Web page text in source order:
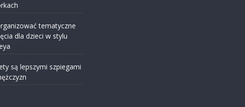
tematyczne
dla dzieci w stylu
są lepszymi szpiegami